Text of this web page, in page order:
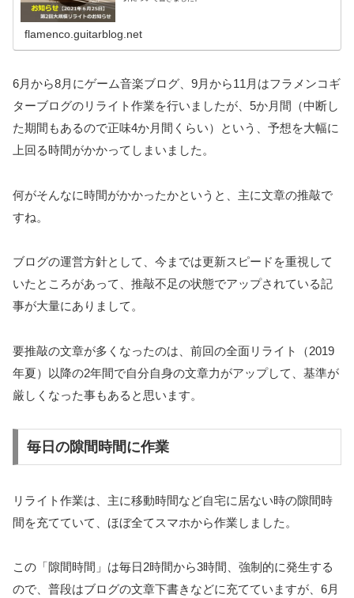
flamenco.guitarblog.net
6月から8月にゲーム音楽ブログ、9月から11月はフラメンコギ
ターブログのリライト作業を行いましたが、5か月間（中断し
た期間もあるので正味4か月間くらい）という、予想を大幅に
上回る時間がかかってしまいました。
何がそんなに時間がかかったかというと、主に文章の推敲で
すね。
ブログの運営方針として、今までは更新スピードを重視して
いたところがあって、推敲不足の状態でアップされている記
事が大量にありまして。
要推敲の文章が多くなったのは、前回の全面リライト（2019
年夏）以降の2年間で自分自身の文章力がアップして、基準が
厳しくなった事もあると思います。
毎日の隙間時間に作業
リライト作業は、主に移動時間など自宅に居ない時の隙間時
間を充てていて、ほぼ全てスマホから作業しました。
この「隙間時間」は毎日2時間から3時間、強制的に発生する
ので、普段はブログの文章下書きなどに充てていますが、6月